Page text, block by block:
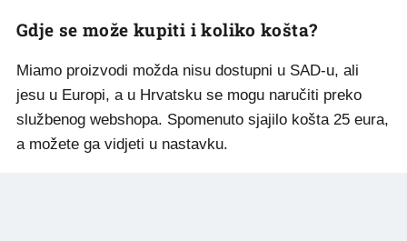
Gdje se može kupiti i koliko košta?
Miamo proizvodi možda nisu dostupni u SAD-u, ali
jesu u Europi, a u Hrvatsku se mogu naručiti preko
službenog webshopa. Spomenuto sjajilo košta 25 eura,
a možete ga vidjeti u nastavku.